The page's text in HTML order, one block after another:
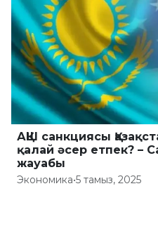
АҚШ санкциясы
қалай әсер етпек? –
жауабы
Экономика•5 тамыз, 2025